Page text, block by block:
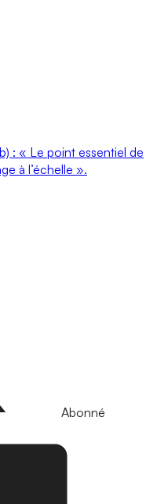
: « Le point essentiel de
à l’échelle ».
Abonné